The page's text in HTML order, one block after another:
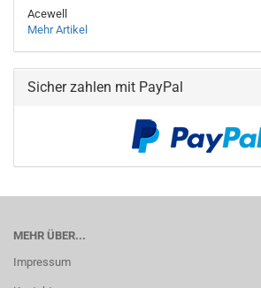
Acewell
Mehr Artikel
Sicher zahlen mit PayPal
MEHR ÜBER...
Impressum